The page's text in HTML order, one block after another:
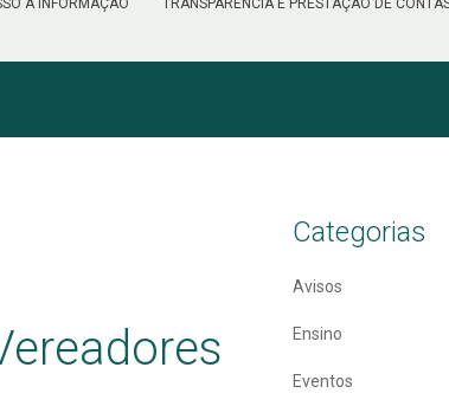
À INFORMAÇÃO TRANSPARÊNCIA E PRESTAÇÃO DE
Categorias
Avisos
Ensino
Eventos